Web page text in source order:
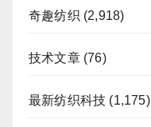
奇趣纺织 (2,918)
技术文章(76)
最新纺织科技 (1,175)